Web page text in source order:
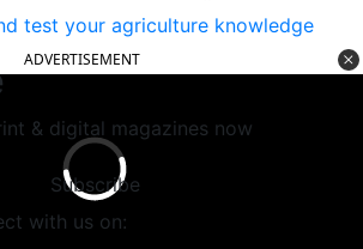
test your agriculture knowledge
& digital magazines now
Subscribe
with us on:
ADVERTISEMENT